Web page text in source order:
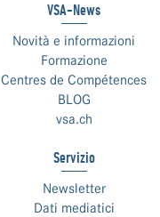
VSA-News
Novità e informazioni
Formazione
Centres de Compétences
BLOG
vsa.ch
Servizio
Newsletter
Dati mediatici